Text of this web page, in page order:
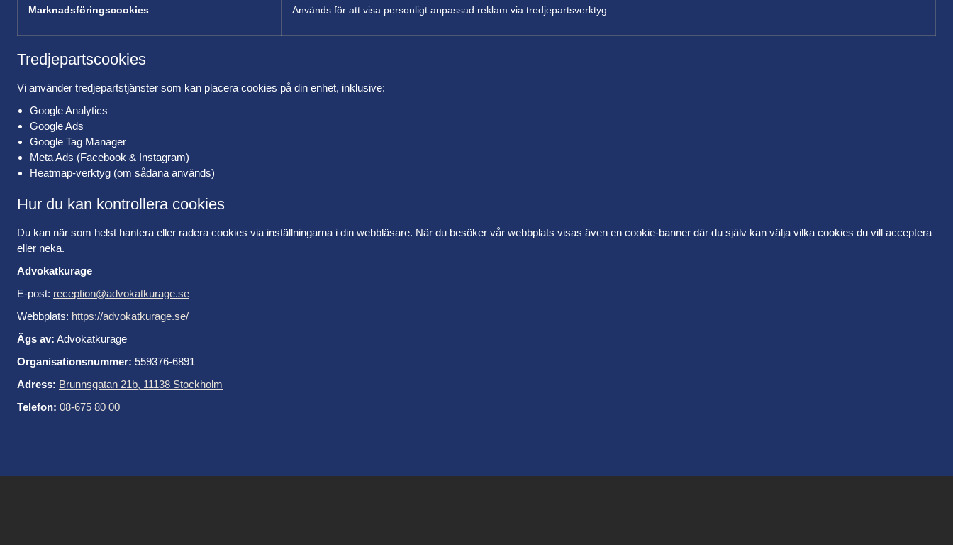
Marknadsföringscookies Används för att visa personligt anpassad reklam via tredjepartsverktyg.
Tredjepartscookies
Vi använder tredjepartstjänster som kan placera cookies på din enhet, inklusive:
Google Analytics
Google Ads
Google Tag Manager
Meta Ads (Facebook & Instagram)
Heatmap-verktyg (om sådana används)
Hur du kan kontrollera cookies
Du kan när som helst hantera eller radera cookies via inställningarna i din webbläsare. När du besöker vår webbplats visas även en cookie-banner där du själv kan välja vilka cookies du vill acceptera
eller neka.
Advokatkurage
E-post: reception@advokatkurage.se
Webbplats: https://advokatkurage.se/
Ägs av: Advokatkurage
Organisationsnummer: 559376-6891
Adress: Brunnsgatan 21b, 11138 Stockholm
Telefon: 08-675 80 00